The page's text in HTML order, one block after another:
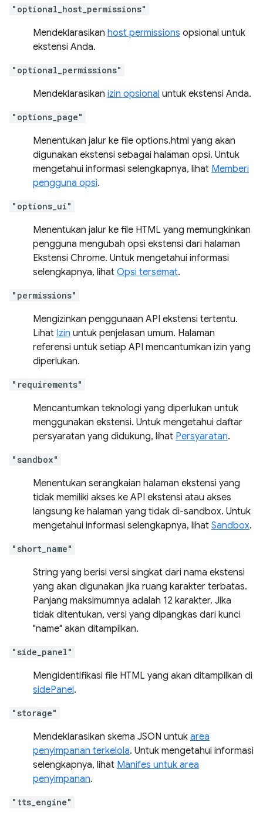
"optional_host_permissions"
Mendeklarasikan host permissions opsional untuk
ekstensi Anda.
"optional_permissions"
Mendeklarasikan izin opsional untuk ekstensi Anda.
"options_page"
Menentukan jalur ke file options.html yang akan
digunakan ekstensi sebagai halaman opsi. Untuk
mengetahui informasi selengkapnya, lihat Memberi
pengguna opsi.
"options_ui"
Menentukan jalur ke file HTML yang memungkinkan
pengguna mengubah opsi ekstensi dari halaman
Ekstensi Chrome. Untuk mengetahui informasi
selengkapnya, lihat Opsi tersemat.
"permissions"
Mengizinkan penggunaan API ekstensi tertentu.
Lihat Izin untuk penjelasan umum. Halaman
referensi untuk setiap API mencantumkan izin yang
diperlukan.
"requirements"
Mencantumkan teknologi yang diperlukan untuk
menggunakan ekstensi. Untuk mengetahui daftar
persyaratan yang didukung, lihat Persyaratan.
"sandbox"
Menentukan serangkaian halaman ekstensi yang
tidak memiliki akses ke API ekstensi atau akses
langsung ke halaman yang tidak di-sandbox. Untuk
mengetahui informasi selengkapnya, lihat Sandbox.
"short_name"
String yang berisi versi singkat dari nama ekstensi
yang akan digunakan jika ruang karakter terbatas.
Panjang maksimumnya adalah 12 karakter. Jika
tidak ditentukan, versi yang dipangkas dari kunci
"name" akan ditampilkan.
"side_panel"
Mengidentifikasi file HTML yang akan ditampilkan di
sidePanel.
"storage"
Mendeklarasikan skema JSON untuk area
penyimpanan terkelola. Untuk mengetahui informasi
selengkapnya, lihat Manifes untuk area
penyimpanan.
"tts_engine"